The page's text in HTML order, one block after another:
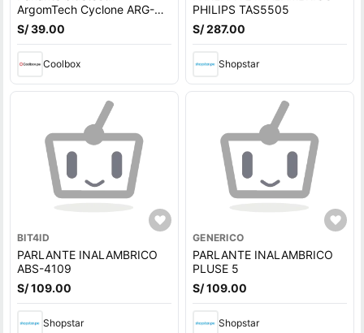
ArgomTech Cyclone ARG-
SP-2803RD 3W, hasta 8
horas de reproducción, rojo
S/ 39.00
Coolbox
PHILIPS TAS5505
S/ 287.00
Shopstar
BIT4ID
PARLANTE INALAMBRICO
ABS-4109
S/ 109.00
Shopstar
GENERICO
PARLANTE INALAMBRICO
PLUSE 5
S/ 109.00
Shopstar